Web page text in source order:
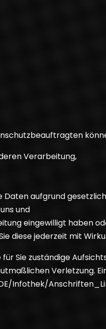
Verarbeitung,
aufgrund
und
eingewilligt haben
diese jederzeit mit
Sie zuständige
Verletzung.
Infothek/